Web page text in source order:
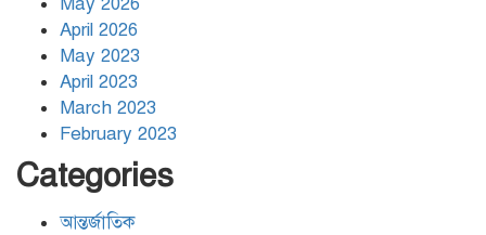
April 2026
May 2023
April 2023
March 2023
February 2023
Categories
আন্তর্জাতিক